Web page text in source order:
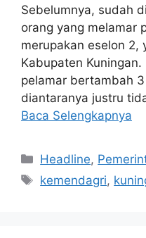
Sebelumnya, sudah
orang yang melamar
merupakan eselon 2,
Kabupaten
pelamar bertambah
diantaranya justru
Baca Selengkapnya
Kategori
Headline,
Tag
kemendagri,